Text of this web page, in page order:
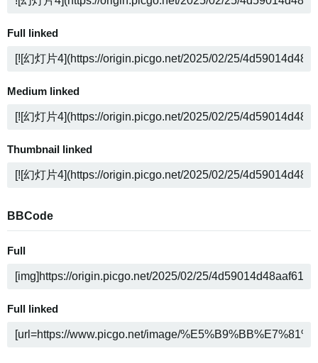
Full linked
Medium linked
Thumbnail linked
BBCode
Full
Full linked